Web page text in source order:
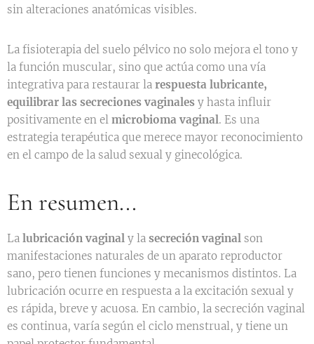
sin alteraciones anatómicas visibles.
La fisioterapia del suelo pélvico no solo mejora el tono y
la función muscular, sino que actúa como una vía
integrativa para restaurar la respuesta lubricante,
equilibrar las secreciones vaginales y hasta influir
positivamente en el microbioma vaginal. Es una
estrategia terapéutica que merece mayor reconocimiento
en el campo de la salud sexual y ginecológica.
En resumen...
La lubricación vaginal y la secreción vaginal son
manifestaciones naturales de un aparato reproductor
sano, pero tienen funciones y mecanismos distintos. La
lubricación ocurre en respuesta a la excitación sexual y
es rápida, breve y acuosa. En cambio, la secreción vaginal
es continua, varía según el ciclo menstrual, y tiene un